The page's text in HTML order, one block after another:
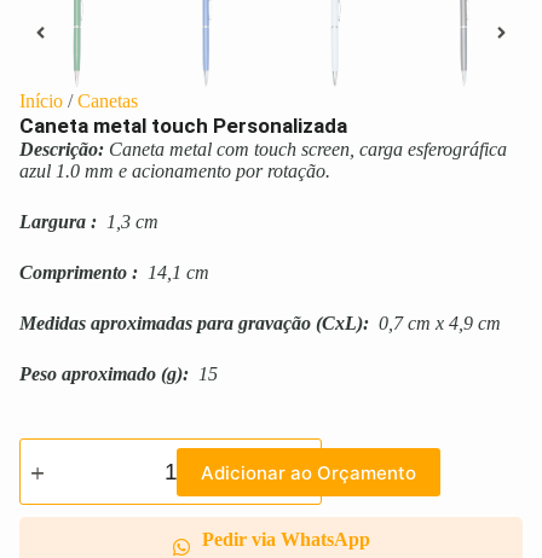
Início /Canetas
Caneta metal touch Personalizada
Descrição: Caneta metal com touch screen, carga esferográfica
azul 1.0 mm e acionamento por rotação.
Largura : 1,3 cm
Comprimento : 14,1 cm
Medidas aproximadas para gravação (CxL): 0,7 cm x 4,9 cm
Peso aproximado (g): 15
Adicionar ao Orçamento
Pedir via WhatsApp